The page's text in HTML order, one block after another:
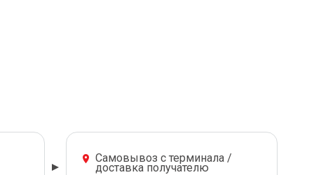
Самовывоз с терминала /
доставка получателю